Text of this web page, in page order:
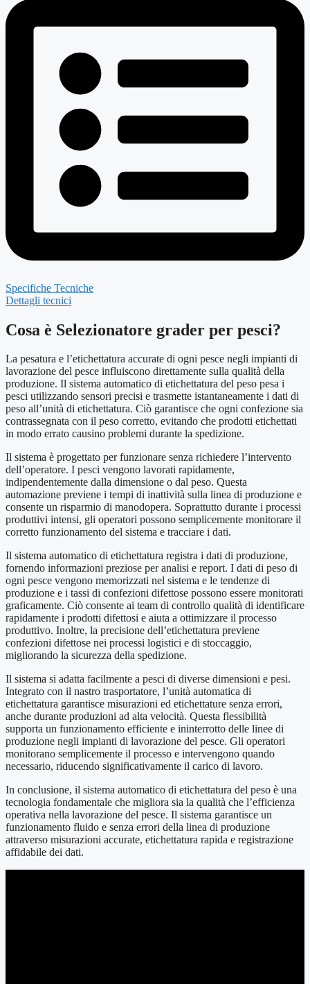
Specifiche Tecniche
Dettagli tecnici
Cosa è Selezionatore grader per pesci?
La pesatura e l’etichettatura accurate di ogni pesce negli impianti di
lavorazione del pesce influiscono direttamente sulla qualità della
produzione. Il sistema automatico di etichettatura del peso pesa i
pesci utilizzando sensori precisi e trasmette istantaneamente i dati di
peso all’unità di etichettatura. Ciò garantisce che ogni confezione sia
contrassegnata con il peso corretto, evitando che prodotti etichettati
in modo errato causino problemi durante la spedizione.
Il sistema è progettato per funzionare senza richiedere l’intervento
dell’operatore. I pesci vengono lavorati rapidamente,
indipendentemente dalla dimensione o dal peso. Questa
automazione previene i tempi di inattività sulla linea di produzione e
consente un risparmio di manodopera. Soprattutto durante i processi
produttivi intensi, gli operatori possono semplicemente monitorare il
corretto funzionamento del sistema e tracciare i dati.
Il sistema automatico di etichettatura registra i dati di produzione,
fornendo informazioni preziose per analisi e report. I dati di peso di
ogni pesce vengono memorizzati nel sistema e le tendenze di
produzione e i tassi di confezioni difettose possono essere monitorati
graficamente. Ciò consente ai team di controllo qualità di identificare
rapidamente i prodotti difettosi e aiuta a ottimizzare il processo
produttivo. Inoltre, la precisione dell’etichettatura previene
confezioni difettose nei processi logistici e di stoccaggio,
migliorando la sicurezza della spedizione.
Il sistema si adatta facilmente a pesci di diverse dimensioni e pesi.
Integrato con il nastro trasportatore, l’unità automatica di
etichettatura garantisce misurazioni ed etichettature senza errori,
anche durante produzioni ad alta velocità. Questa flessibilità
supporta un funzionamento efficiente e ininterrotto delle linee di
produzione negli impianti di lavorazione del pesce. Gli operatori
monitorano semplicemente il processo e intervengono quando
necessario, riducendo significativamente il carico di lavoro.
In conclusione, il sistema automatico di etichettatura del peso è una
tecnologia fondamentale che migliora sia la qualità che l’efficienza
operativa nella lavorazione del pesce. Il sistema garantisce un
funzionamento fluido e senza errori della linea di produzione
attraverso misurazioni accurate, etichettatura rapida e registrazione
affidabile dei dati.